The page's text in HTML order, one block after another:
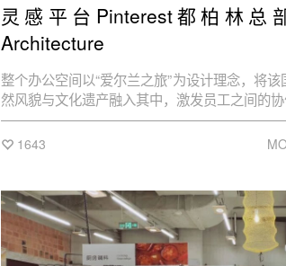
灵感平台Pinterest都柏林总
Architecture
整个办公空间以“爱尔兰之旅”为设计理念，将
然风貌与文化遗产融入其中，激发员工之间的协
1643